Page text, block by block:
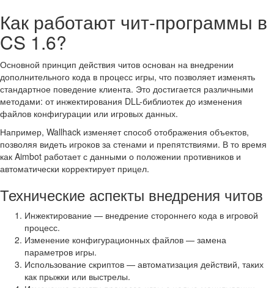
Как работают чит-программы в
CS 1.6?
Основной принцип действия читов основан на внедрении
дополнительного кода в процесс игры, что позволяет изменять
стандартное поведение клиента. Это достигается различными
методами: от инжектирования DLL-библиотек до изменения
файлов конфигурации или игровых данных.
Например, Wallhack изменяет способ отображения объектов,
позволяя видеть игроков за стенами и препятствиями. В то время
как Aimbot работает с данными о положении противников и
автоматически корректирует прицел.
Технические аспекты внедрения читов
Инжектирование — внедрение стороннего кода в игровой
процесс.
Изменение конфигурационных файлов — замена
параметров игры.
Использование скриптов — автоматизация действий, таких
как прыжки или выстрелы.